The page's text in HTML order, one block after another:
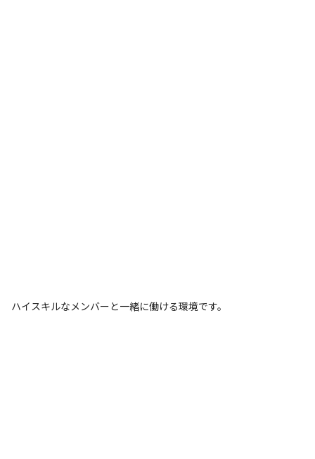
ハイスキルなメンバーと一緒に働ける環境です。